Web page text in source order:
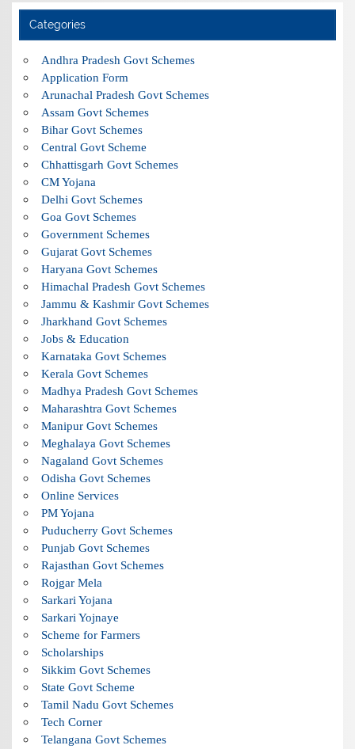
Categories
Andhra Pradesh Govt Schemes
Application Form
Arunachal Pradesh Govt Schemes
Assam Govt Schemes
Bihar Govt Schemes
Central Govt Scheme
Chhattisgarh Govt Schemes
CM Yojana
Delhi Govt Schemes
Goa Govt Schemes
Government Schemes
Gujarat Govt Schemes
Haryana Govt Schemes
Himachal Pradesh Govt Schemes
Jammu & Kashmir Govt Schemes
Jharkhand Govt Schemes
Jobs & Education
Karnataka Govt Schemes
Kerala Govt Schemes
Madhya Pradesh Govt Schemes
Maharashtra Govt Schemes
Manipur Govt Schemes
Meghalaya Govt Schemes
Nagaland Govt Schemes
Odisha Govt Schemes
Online Services
PM Yojana
Puducherry Govt Schemes
Punjab Govt Schemes
Rajasthan Govt Schemes
Rojgar Mela
Sarkari Yojana
Sarkari Yojnaye
Scheme for Farmers
Scholarships
Sikkim Govt Schemes
State Govt Scheme
Tamil Nadu Govt Schemes
Tech Corner
Telangana Govt Schemes